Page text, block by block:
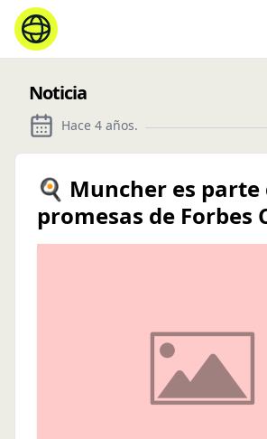
Noticia
Hace 4 años.
🍳 Muncher es parte
promesas de Forbes